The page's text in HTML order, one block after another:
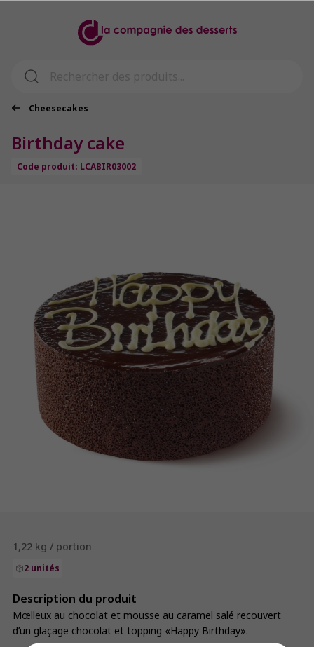
Cheesecakes
Birthday cake
Code produit: LCABIR03002
1,22 kg / portion
2 unités
Description du produit
Mœlleux au chocolat et mousse au caramel salé recouvert
d’un glaçage chocolat et topping «Happy Birthday».